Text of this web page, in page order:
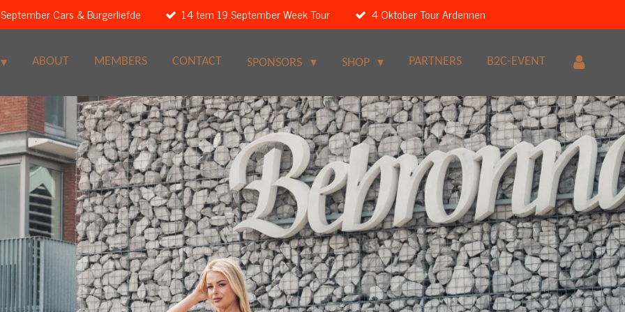
Cars & Burgerliefde 14 tem 19 September Week Tour 4 Oktober Tour Ardennen
ABOUT MEMBERS CONTACT SPONSORS SHOP PARTNERS B2C-EVENT